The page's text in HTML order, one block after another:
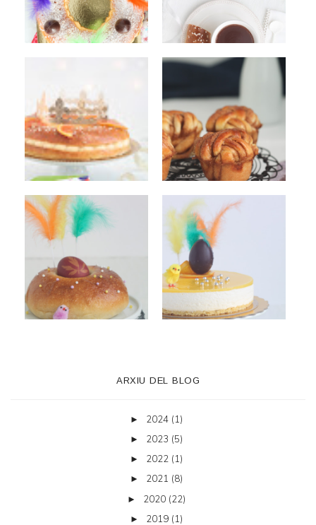
ARXIU DEL BLOG
► 2024 (1)
► 2023 (5)
► 2022 (1)
► 2021 (8)
► 2020 (22)
► 2019 (1)